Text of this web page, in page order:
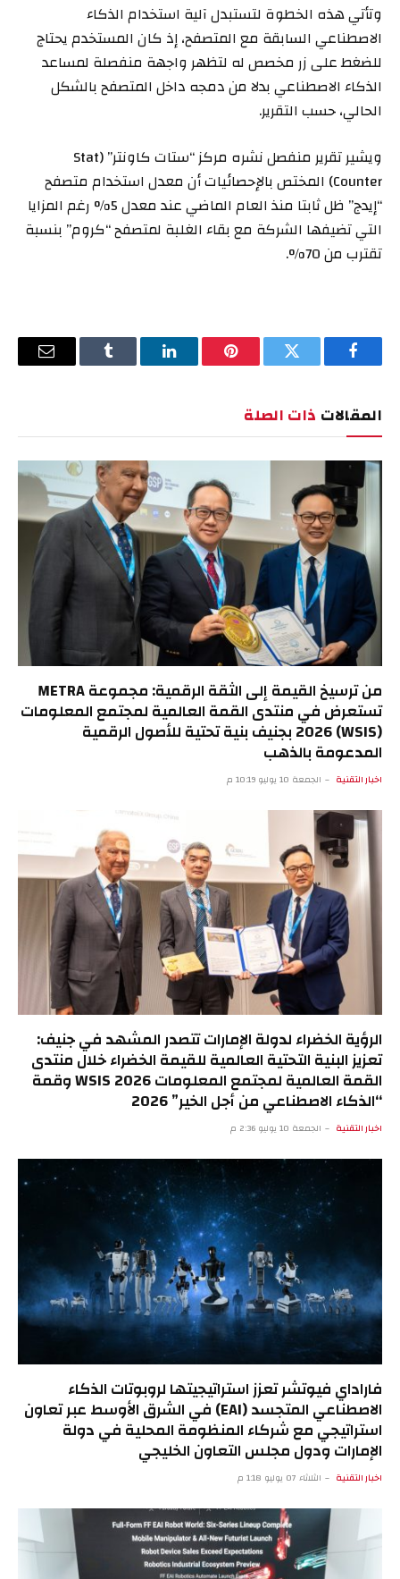
وتأتي هذه الخطوة لتستبدل آلية استخدام الذكاء
الاصطناعي السابقة مع المتصفح، إذ كان المستخدم يحتاج
للضغط على زر مخصص له لتظهر واجهة منفصلة لمساعد
الذكاء الاصطناعي بدلا من دمجه داخل المتصفح بالشكل
الحالي، حسب التقرير.
ويشير تقرير منفصل نشره مركز “ستات كاونتر” (Stat
Counter) المختص بالإحصائيات أن معدل استخدام متصفح
“إيدج” ظل ثابتا منذ العام الماضي عند معدل 5% رغم المزايا
التي تضيفها الشركة مع بقاء الغلبة لمتصفح “كروم” بنسبة
تقترب من 70%.
فيسبوك تويتر بينتيريستلينكدإن Tumblr
البريد
المقالات ذات الصلة
من ترسيخ القيمة إلى الثقة الرقمية: مجموعة METRA
تستعرض في منتدى القمة العالمية لمجتمع المعلومات
(WSIS) 2026 بجنيف بنية تحتية للأصول الرقمية
المدعومة بالذهب
اخبار التقنية الجمعة 10 يوليو 10:19 م
الرؤية الخضراء لدولة الإمارات تتصدر المشهد في جنيف:
تعزيز البنية التحتية العالمية للقيمة الخضراء خلال منتدى
القمة العالمية لمجتمع المعلومات WSIS 2026 وقمة
“الذكاء الاصطناعي من أجل الخير” 2026
اخبار التقنية الجمعة 10 يوليو 2:36 م
فاراداي فيوتشر تعزز استراتيجيتها لروبوتات الذكاء
الاصطناعي المتجسد (EAI) في الشرق الأوسط عبر تعاون
استراتيجي مع شركاء المنظومة المحلية في دولة
الإمارات ودول مجلس التعاون الخليجي
اخبار التقنية الثلاثاء 07 يوليو 1:18 م